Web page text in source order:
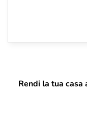
Rendi la tua